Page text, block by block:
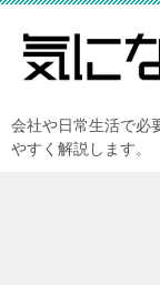
会社や日常生活で必
やすく解説します。